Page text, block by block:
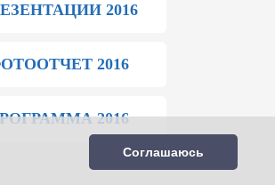
Соглашаюсь
2016
2016
2016